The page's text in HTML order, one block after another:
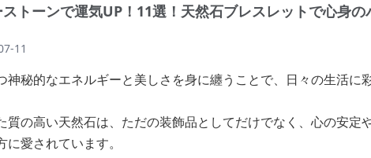
トーンで運気UP！11選！天然石ブレスレットで心身の
11
神秘的なエネルギーと美しさを身に纏うことで、日々の生活に
質の高い天然石は、ただの装飾品としてだけでなく、心の安定
に愛されています。